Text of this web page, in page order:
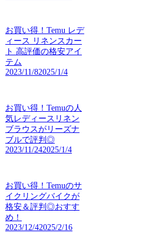
お買い得！Temu レデ
ィース リネンスカー
ト 高評価の格安アイ
テム
2023/11/82025/1/4
お買い得！Temuの人
気レディースリネン
ブラウスがリーズナ
ブルで評判◎
2023/11/242025/1/4
お買い得！Temuのサ
イクリングバイクが
格安＆評判◎おすす
め！
2023/12/42025/2/16